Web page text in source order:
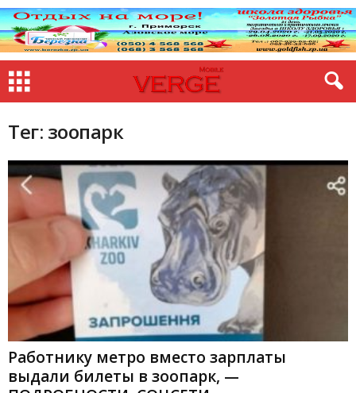
Тег: зоопарк
Работнику метро вместо зарплаты
выдали билеты в зоопарк, —